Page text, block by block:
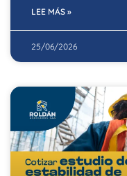
LEE MÁS »
25/06/2026